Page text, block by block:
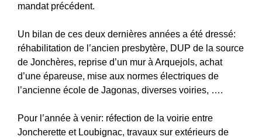
mandat précédent.
Un bilan de ces deux dernières années a été dressé:
réhabilitation de l’ancien presbytère, DUP de la source
de Jonchères, reprise d’un mur à Arquejols, achat
d’une épareuse, mise aux normes électriques de
l’ancienne école de Jagonas, diverses voiries, ….
Pour l’année à venir: réfection de la voirie entre
Joncherette et Loubignac, travaux sur extérieurs de